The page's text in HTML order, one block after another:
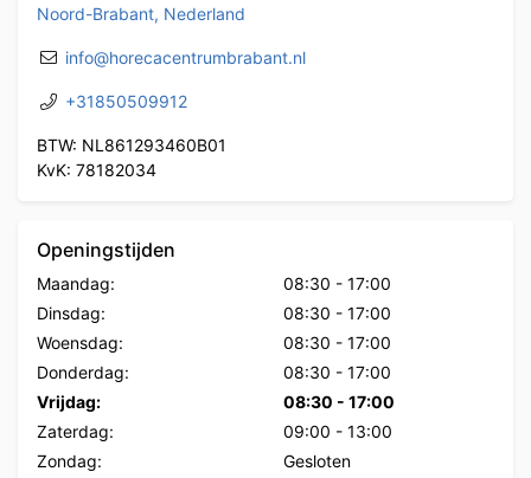
Noord-Brabant, Nederland
info@horecacentrumbrabant.nl
+31850509912
BTW: NL861293460B01
KvK: 78182034
Openingstijden
Maandag: 08:30 - 17:00
Dinsdag:
08:30 - 17:00
Woensdag:
08:30 - 17:00
Donderdag:
08:30 - 17:00
Vrijdag:
08:30 - 17:00
Zaterdag:
09:00 - 13:00
Zondag:
Gesloten